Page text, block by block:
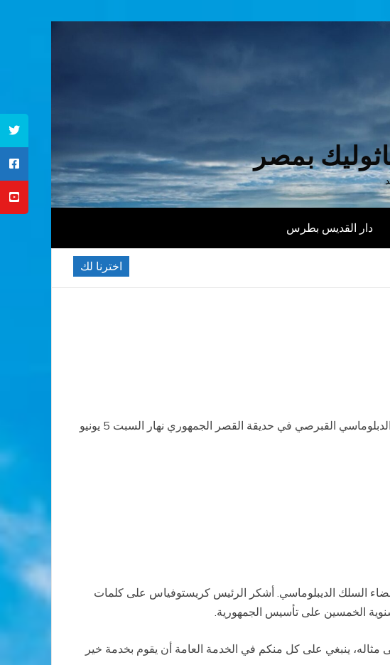
بمصر
دار القديس بطرس
اخترنا لك
ننشر في ما يلي الخطاب الذي تلاه قداسة البابا بندكتس السادس عشر لدى لقائه بالسلطات المدنية وبالسلك الدبلوماسي القبرصي في حديقة القصر الجمهوري نهار السبت 5 يونيو
السلك الديبلوماسي. أشكر الرئيس كريستوفياس على كلمات
الخمسين على تأسيس الجمهورية.
ينبغي على كل منكم في الخدمة العامة أن يقوم بخدمة خير